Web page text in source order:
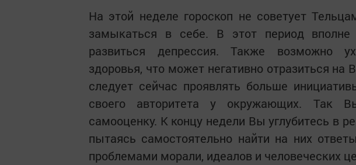
На этой неделе гороскоп не советует
замыкаться в себе. В этот период
развиться депрессия. Также возможно
здоровья, что может негативно отразиться на
следует сейчас проявлять больше
своего авторитета у окружающих. Так
самооценку. К концу недели Вы углубитесь в
пытаясь самостоятельно найти на них
проблемами морали, идеалов и человеческих